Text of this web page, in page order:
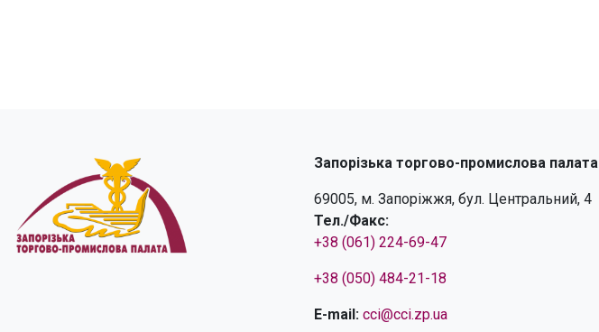
Запорізька торгово-промислова палата
69005, м. Запоріжжя, бул. Центральний, 4
Тел./Факс:
+38 (061) 224-69-47
+38 (050) 484-21-18
E-mail: cci@cci.zp.ua